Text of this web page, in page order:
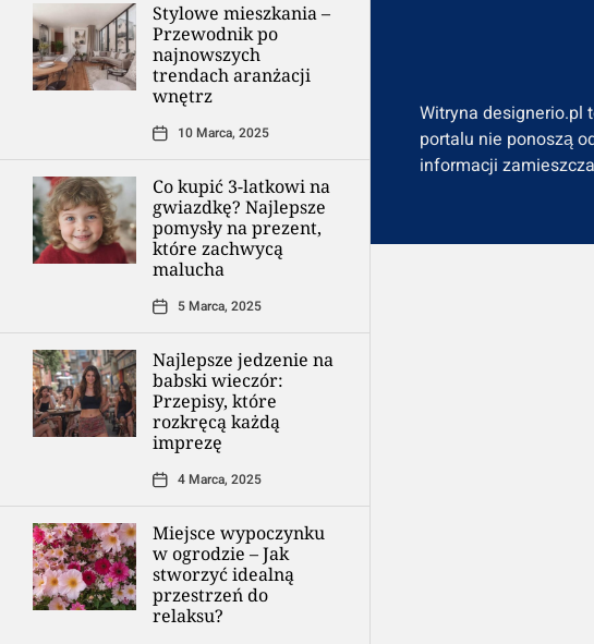
Stylowe mieszkania –
Przewodnik po
najnowszych
trendach aranżacji
wnętrz
10 Marca, 2025
Co kupić 3-latkowi na
gwiazdkę? Najlepsze
pomysły na prezent,
które zachwycą
malucha
5 Marca, 2025
Najlepsze jedzenie na
babski wieczór:
Przepisy, które
rozkręcą każdą
imprezę
4 Marca, 2025
Miejsce wypoczynku
w ogrodzie – Jak
stworzyć idealną
przestrzeń do
relaksu?
Witryna designerio.pl
portalu nie ponoszą
informacji